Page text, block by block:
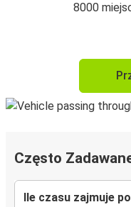
8000
Często
Ile czasu zajmuje